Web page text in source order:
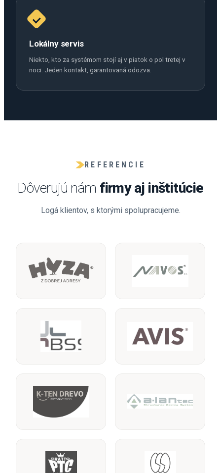
Lokálny servis
Niekto, kto za systémom stojí aj v piatok o pol tretej v
noci. Jeden kontakt, garantovaná odozva.
REFERENCIE
Dôverujú nám firmy aj inštitúcie
Logá klientov, s ktorými spolupracujeme.